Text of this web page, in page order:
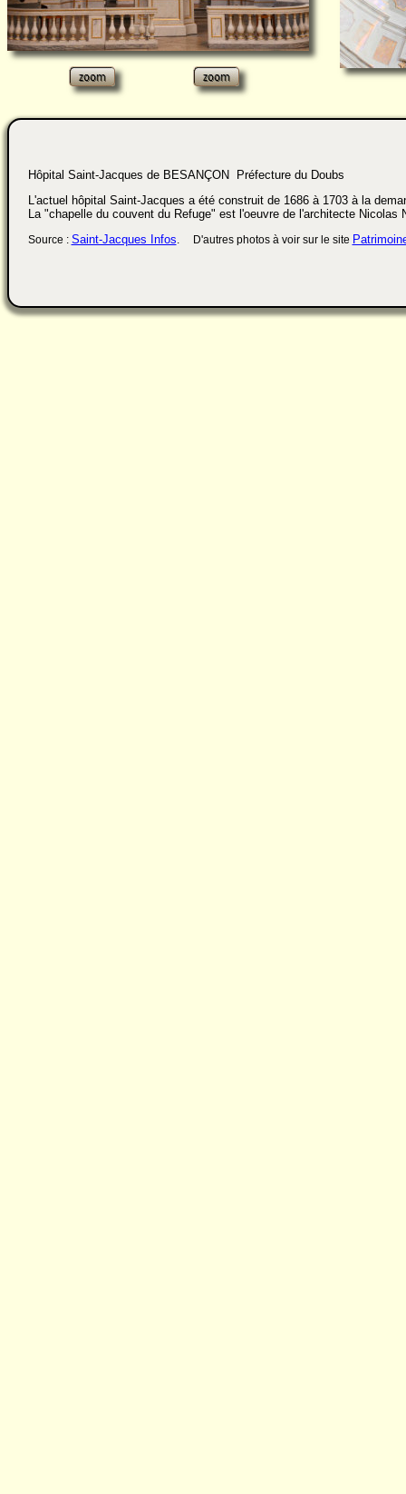
Hôpital Saint-Jacques de BESANÇON Préfecture du Doubs
L'actuel hôpital Saint-Jacques a été construit de 1686 à 1703 à la
La "chapelle du couvent du Refuge" est l'oeuvre de l'architecte Nicolas
Source : Saint-Jacques Infos . D'autres photos à voir sur le site